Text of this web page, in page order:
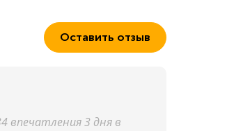
Оставить отзыв
впечатления 3 дня в